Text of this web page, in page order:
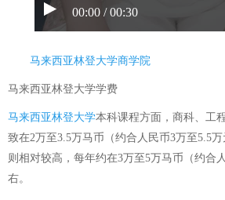
00:00 / 00:30
马来西亚林登大学商学院
马来西亚林登大学学费
马来西亚林登大学本科课程方面，商科、工
致在2万至3.5万马币（约合人民币3万至5.5
则相对较高，每年约在3万至5万马币（约合
右。